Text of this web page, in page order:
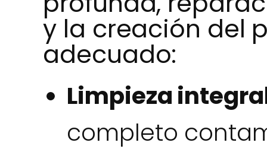
y la creación del
adecuado:
Limpieza
completo